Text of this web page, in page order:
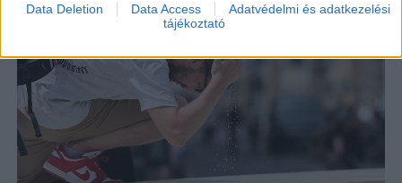
Data Deletion Data Access
Adatvédelmi és adatkezelési
tájékoztató